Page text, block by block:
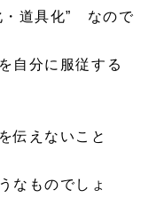
・道具化” なので
自分に服従する
伝えないこと
なものでしょ